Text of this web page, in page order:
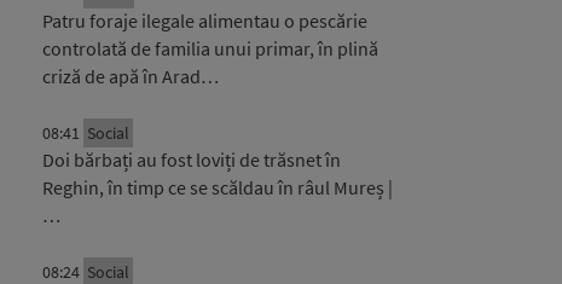
Patru foraje ilegale alimentau o pescărie
controlată de familia unui primar, în plină
criză de apă în Arad…
08:41 Social
Doi bărbați au fost loviți de trăsnet în
Reghin, în timp ce se scăldau în râul Mureș |
…
08:24 Social